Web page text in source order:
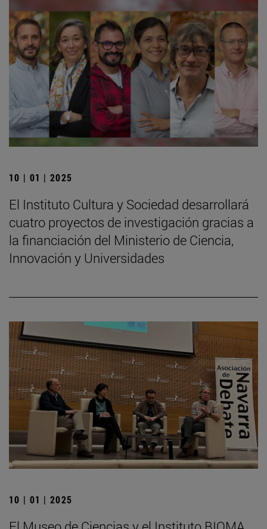
10 | 01 | 2025
El Instituto Cultura y Sociedad desarrollará
cuatro proyectos de investigación gracias a
la financiación del Ministerio de Ciencia,
Innovación y Universidades
10 | 01 | 2025